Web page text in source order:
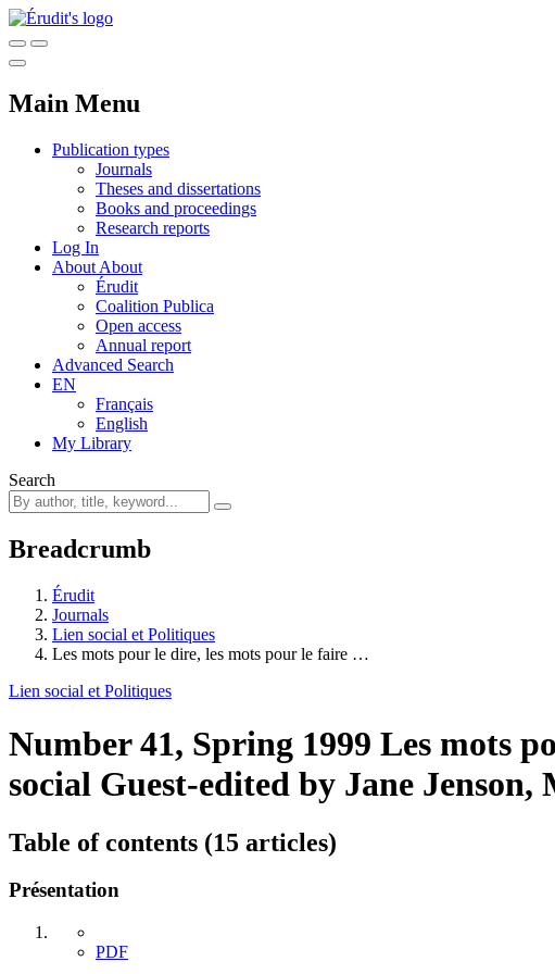
Main Menu
Publication types
Journals
Theses and dissertations
Books and proceedings
Research reports
Log In
About About
Érudit
Coalition Publica
Open access
Annual report
Advanced Search
EN
Français
English
My Library
Search
Breadcrumb
Érudit
Journals
Lien social et Politiques
Les mots pour le dire, les mots pour le faire …
Lien social et Politiques
Number 41, Spring 1999 Les mots
social Guest-edited by Jane
Table of contents (15 articles)
Présentation
PDF